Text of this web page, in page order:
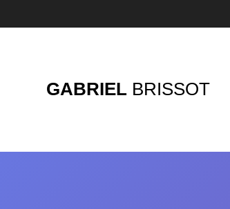
GABRIEL BRISSOT